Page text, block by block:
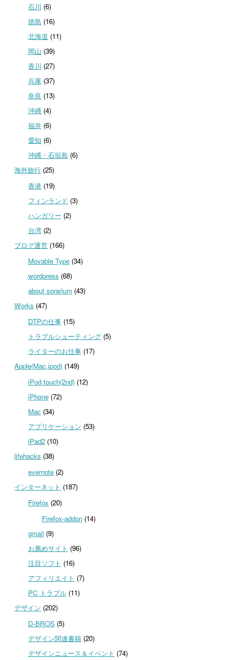
石川 (6)
徳島 (16)
北海道 (11)
岡山 (39)
香川 (27)
兵庫(37)
奈良 (13)
沖縄 (4)
福井(6)
愛知 (6)
沖縄・石垣島 (6)
海外旅行 (25)
香港(19)
フィンランド (3)
ハンガリー (2)
台湾(2)
ブログ運営 (166)
Movable Type(34)
wordpress (68)
about sorarium(43)
Works (47)
DTPの仕事(15)
トラブルシューティング(5)
ライターのお仕事(17)
Apple(Mac,ipod) (149)
iPod touch(2nd)(12)
iPhone(72)
Mac(34)
アプリケーション (53)
iPad2(10)
lifehacks (38)
evernote(2)
インターネット (187)
Firefox (20)
Firefox-addon(14)
gmail (9)
お薦めサイト (96)
注目ソフト (16)
アフィリエイト (7)
PC トラブル(11)
デザイン (202)
D-BROS(5)
デザイン関連書籍(20)
デザインニュース＆イベント (74)